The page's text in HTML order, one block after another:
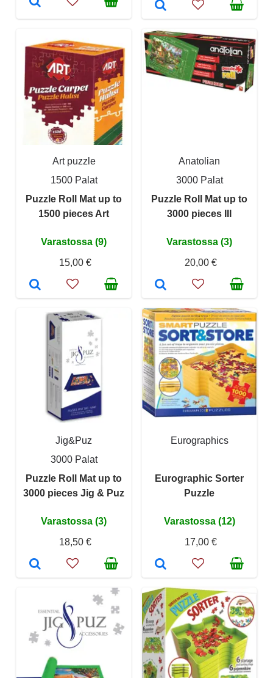
Art puzzle
1500 Palat
Puzzle Roll Mat up to
1500 pieces Art
Varastossa (9)
15,00 €
Anatolian
3000 Palat
Puzzle Roll Mat up to
3000 pieces III
Varastossa (3)
20,00 €
Jig&Puz
3000 Palat
Puzzle Roll Mat up to
3000 pieces Jig & Puz
Varastossa (3)
18,50 €
Eurographics
Eurographic Sorter
Puzzle
Varastossa (12)
17,00 €